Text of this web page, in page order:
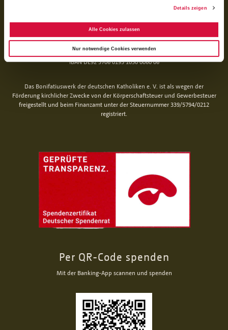
Details zeigen
Alle Cookies zulassen
Nur notwendige Cookies verwenden
IBAN DE 70 3706 0193 1050 0030 07
für Rechnungen (BoniService GmbH):
BIC GENODED1PAX
IBAN DE92 3706 0193 1050 0060 06
Das Bonifatiuswerk der deutschen Katholiken e. V. ist als wegen der
Förderung kirchlicher Zwecke von der Körperschaftsteuer und Gewerbesteuer
freigestellt und beim Finanzamt unter der Steuernummer 339/5794/0212
registriert.
Per QR-Code spenden
Mit der Banking-App scannen und spenden